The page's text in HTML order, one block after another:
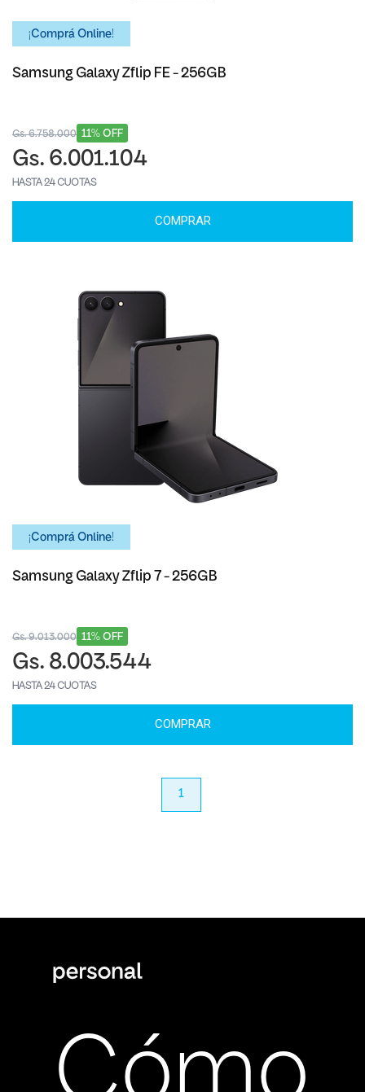
¡Comprá Online!
Samsung Galaxy Zflip FE - 256GB
11% OFF
Gs. 6.758.000
Gs. 6.001.104
HASTA 24 CUOTAS
COMPRAR
¡Comprá Online!
Samsung Galaxy Zflip 7 - 256GB
11% OFF
Gs. 9.013.000
Gs. 8.003.544
HASTA 24 CUOTAS
COMPRAR
1